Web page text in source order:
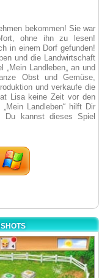
bekommen! Sie war
ohne ihn zu lesen!
in einem Dorf gefunden!
und die Landwirtschaft
Landleben„ an und
Obst und Gemüse,
und verkaufe die
Lisa keine Zeit vor den
Landleben“ hilft Dir
kannst dieses Spiel